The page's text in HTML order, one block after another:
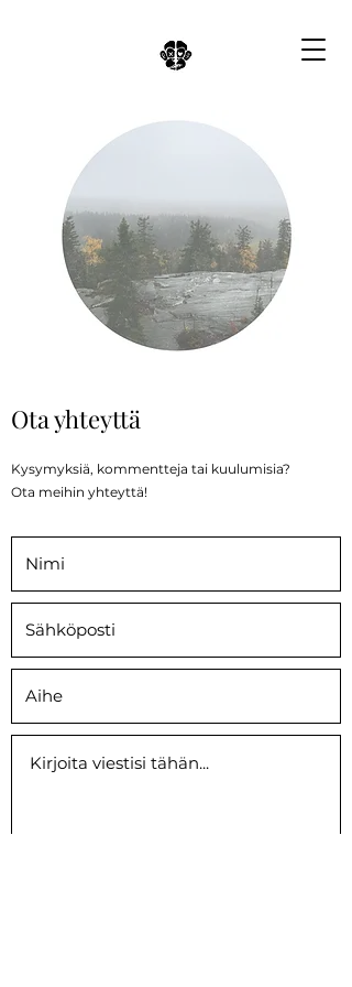
Ota yhteyttä
Kysymyksiä, kommentteja tai kuulumisia?
Ota meihin yhteyttä!